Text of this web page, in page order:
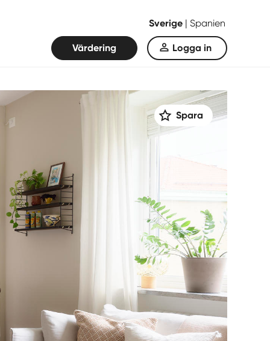
Sverige | Spanien
Värdering Logga in
Spara